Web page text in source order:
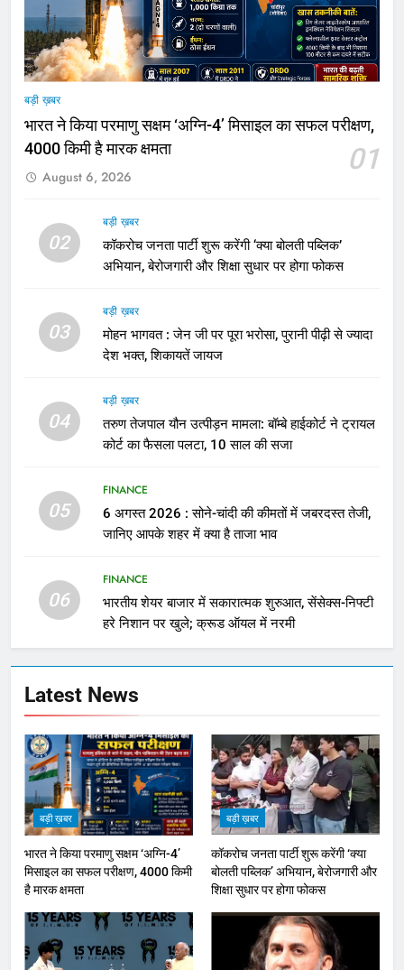
बड़ी ख़बर
भारत ने किया परमाणु सक्षम ‘अग्नि-4’ मिसाइल का सफल परीक्षण,
4000 किमी है मारक क्षमता
01
August 6, 2026
02
बड़ी ख़बर
कॉकरोच जनता पार्टी शुरू करेंगी ‘क्या बोलती पब्लिक’
अभियान, बेरोजगारी और शिक्षा सुधार पर होगा फोकस
03
बड़ी ख़बर
मोहन भागवत : जेन जी पर पूरा भरोसा, पुरानी पीढ़ी से ज्यादा
देश भक्त, शिकायतें जायज
04
बड़ी ख़बर
तरुण तेजपाल यौन उत्पीड़न मामला: बॉम्बे हाईकोर्ट ने ट्रायल
कोर्ट का फैसला पलटा, 10 साल की सजा
05
FINANCE
6 अगस्त 2026 : सोने-चांदी की कीमतों में जबरदस्त तेजी,
जानिए आपके शहर में क्या है ताजा भाव
06
FINANCE
भारतीय शेयर बाजार में सकारात्मक शुरुआत, सेंसेक्स-निफ्टी
हरे निशान पर खुले; क्रूड ऑयल में नरमी
Latest News
बड़ी ख़बर
भारत ने किया परमाणु सक्षम ‘अग्नि-4’
मिसाइल का सफल परीक्षण, 4000 किमी
है मारक क्षमता
बड़ी ख़बर
कॉकरोच जनता पार्टी शुरू करेंगी ‘क्या
बोलती पब्लिक’ अभियान, बेरोजगारी और
शिक्षा सुधार पर होगा फोकस